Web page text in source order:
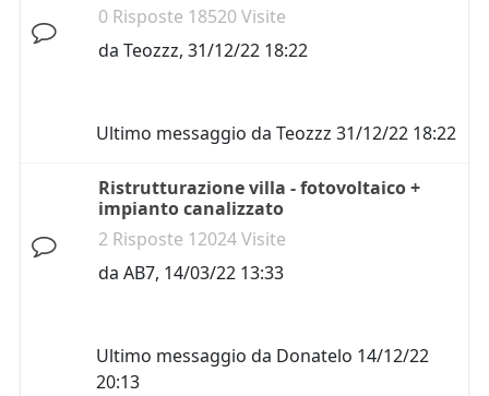
0 Risposte 18520 Visite
da Teozzz, 31/12/22 18:22
Ultimo messaggio da Teozzz 31/12/22 18:22
Ristrutturazione villa - fotovoltaico +
impianto canalizzato
2 Risposte 12024 Visite
da AB7, 14/03/22 13:33
Ultimo messaggio da Donatelo 14/12/22
20:13